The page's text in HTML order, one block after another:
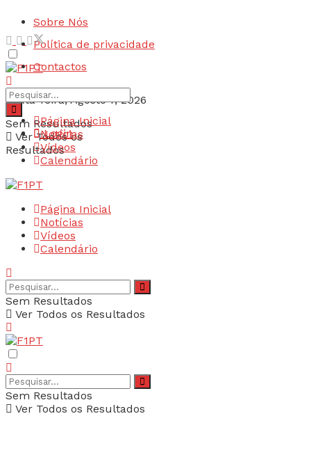
Sobre Nós
Política de privacidade
Contactos
Sexta-feira, Agosto 7, 2026
Login
Sem Resultados
Ver Todos os
Resultados
Página Inicial
Notícias
Vídeos
Calendário
Página Inicial
Notícias
Vídeos
Calendário
Sem Resultados
Ver Todos os Resultados
Sem Resultados
Ver Todos os Resultados